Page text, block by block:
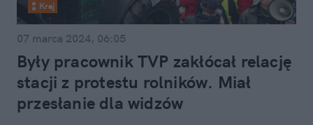
Kraj
07 marca 2024, 06:05
Były pracownik TVP zakłócał relację
stacji z protestu rolników. Miał
przesłanie dla widzów